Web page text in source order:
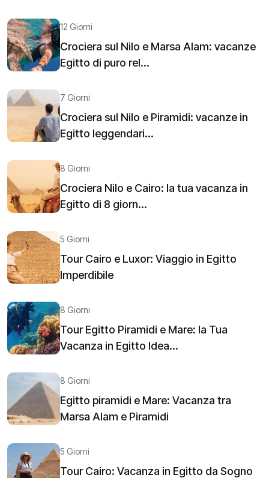
12 Giorni
Crociera sul Nilo e Marsa Alam: vacanze
Egitto di puro rel...
7 Giorni
Crociera sul Nilo e Piramidi: vacanze in
Egitto leggendari...
8 Giorni
Crociera Nilo e Cairo: la tua vacanza in
Egitto di 8 giorn...
5 Giorni
Tour Cairo e Luxor: Viaggio in Egitto
Imperdibile
8 Giorni
Tour Egitto Piramidi e Mare: la Tua
Vacanza in Egitto Idea...
8 Giorni
Egitto piramidi e Mare: Vacanza tra
Marsa Alam e Piramidi
5 Giorni
Tour Cairo: Vacanza in Egitto da Sogno